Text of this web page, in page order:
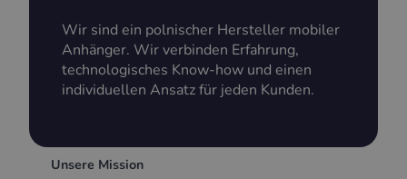
Wir sind ein polnischer Hersteller mobiler
Anhänger. Wir verbinden Erfahrung,
technologisches Know-how und einen
individuellen Ansatz für jeden Kunden.
Unsere Mission